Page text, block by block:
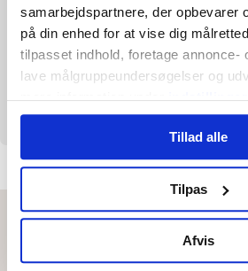
samarbejdspartnere, der opbevarer
på din enhed for at vise dig
tilpasset indhold, foretage annonce-
lave målgruppeundersøgelser og
mere information underindstillinger
persondatapolitik. Du kan altid
tilbage eller ændre indstillinger fra
"Cookiedeklaration", eller ved at
Hvis du tillader det, vil vi også gerne:
Indsamle præcise oplysninger
Tillad alle
Tilpas
Afvis
træningsredskab til træning af hele
håndvægte i bare ét par håndvægte.
vægtforøgelse med vægtskiver gør det
tilpasse træningen efter deres evner og
tid. Det er fantastisk for både
trænere. Med de medfølgende
vægtskiverne sikkert til stængerne.
er stabile under træningen.
Sport Scandinavia A/S